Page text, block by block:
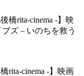
rita-cinema -】映画